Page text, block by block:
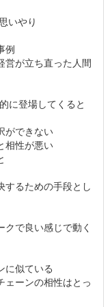
いやり
例
営が立ち直った人間
に登場してくると
ができない
相性が悪い
するための手段とし
で良い感じで動く
に似ている
ェーンの相性はとっ